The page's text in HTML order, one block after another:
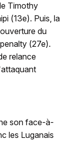
Timothy
(13e). Puis, la
du
(27e).
relance
son face-à-
les Luganais